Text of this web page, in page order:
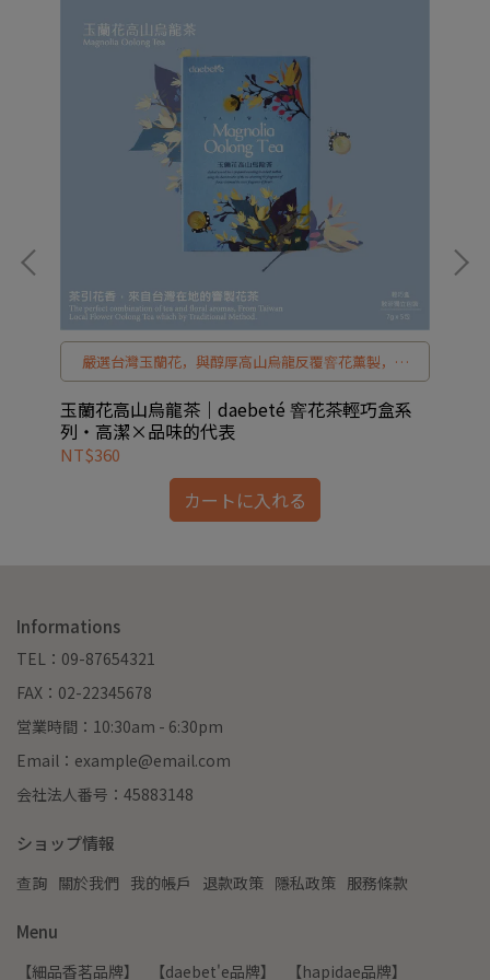
嚴選台灣玉蘭花，與醇厚高山烏龍反覆窨花薰製，花
香高潔、茶韻溫潤。daebeté 玉蘭花高山烏龍茶，以
純淨玉蘭花香平衡高山茶體，讓每一次品飲都回到安
定而優雅的節奏，是一款為質感生活而生的台灣窨花
茶。
玉蘭花高山烏龍茶｜daebeté 窨花茶輕巧盒系
列・高潔×品味的代表
NT$360
カートに入れる
Informations
TEL：09-87654321
FAX：02-22345678
営業時間：10:30am - 6:30pm
Email：example@email.com
会社法人番号：45883148
ショップ情報
查詢 關於我們 我的帳戶 退款政策 隱私政策 服務條款
Menu
【細品香茗品牌】 【daebet'e品牌】 【hapidae品牌】